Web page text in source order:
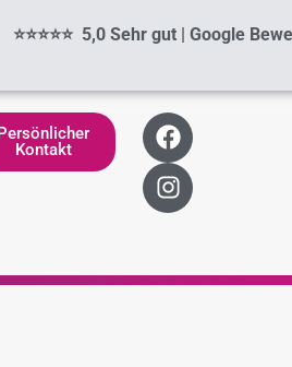
⭐⭐⭐⭐⭐ 5,0 Sehr gut | Google
Kontakt
F
a
c
e
b
o
I
n
s
t
a
r